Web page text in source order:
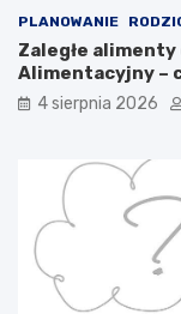
PLANOWANIE
Zaległe
Alimentacyjny –
4 sierpnia 2026